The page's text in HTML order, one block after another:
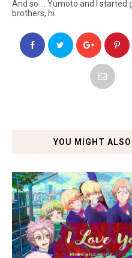
And so ... Yumoto and I started
brothers, hi.
YOU MIGHT